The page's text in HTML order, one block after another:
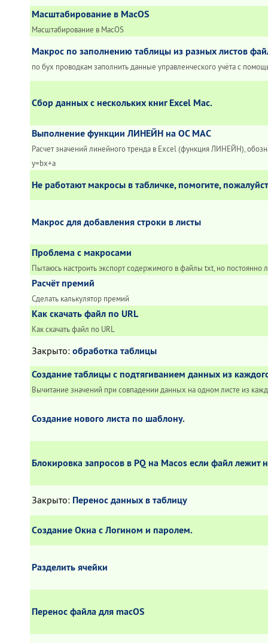
Масштабирование в MacOS
Масштабирование в MacOS
Макрос по заполнению таблицы из разных листов
по бух проводкам заполнить данные управленческого учёта с
Сбор данных с нескольких книг Excel Mac.
Выполнение функции ЛИНЕЙН на OC MAC
Расчет значений линейного тренда в Excel (функция ЛИНЕЙН),
y=bx+a
Не работают макросы в табличке, помогите,
Макрос для добавления строки в листы
Проблема с макросами
Пытаюсь настроить экспорт содержимого в файлы txt, но постоянно
Расчёт премий
Сделать калькулятор премий
Как скачать файл по URL
Как скачать файл по URL
Закрыто: обработка таблицы
Создание таблицы с подтягиванием данных из
Вычитание значений при совпадении данных на одном листе из
Создание нового листа по шаблону.
Блокировка запросов в PQ на Macos если файл лежит
Закрыто: Перенос данных в таблицу
Cоздание Окна с Логином и паролем.
Разделить ячейки
Перенос файла для macOS